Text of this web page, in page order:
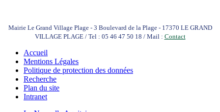
Mairie Le Grand Village Plage - 3 Boulevard de la Plage - 17370 LE GRAND
VILLAGE PLAGE / Tel : 05 46 47 50 18 / Mail : Contact
Accueil
Mentions Légales
Politique de protection des données
Recherche
Plan du site
Intranet